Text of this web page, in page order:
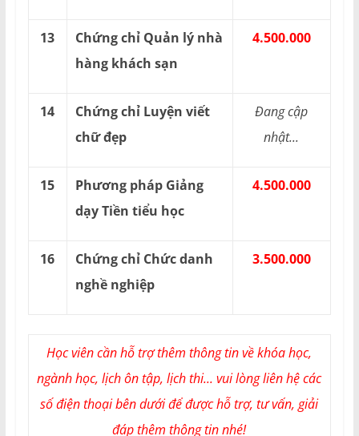
13
Chứng chỉ Quản lý nhà
hàng khách sạn
4.500.000
14
Chứng chỉ Luyện viết
chữ đẹp
Đang cập
nhật...
15
Phương pháp Giảng
dạy Tiền tiểu học
4.500.000
16
Chứng chỉ Chức danh
nghề nghiệp
3.500.000
Học viên cần hỗ trợ thêm thông tin về khóa học,
ngành học, lịch ôn tập, lịch thi... vui lòng liên hệ các
số điện thoại bên dưới để được hỗ trợ, tư vấn, giải
đáp thêm thông tin nhé!